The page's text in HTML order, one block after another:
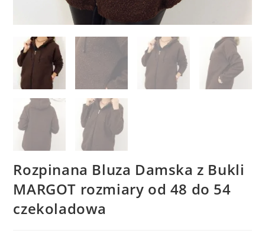
Rozpinana Bluza Damska z Bukli
MARGOT rozmiary od 48 do 54
czekoladowa